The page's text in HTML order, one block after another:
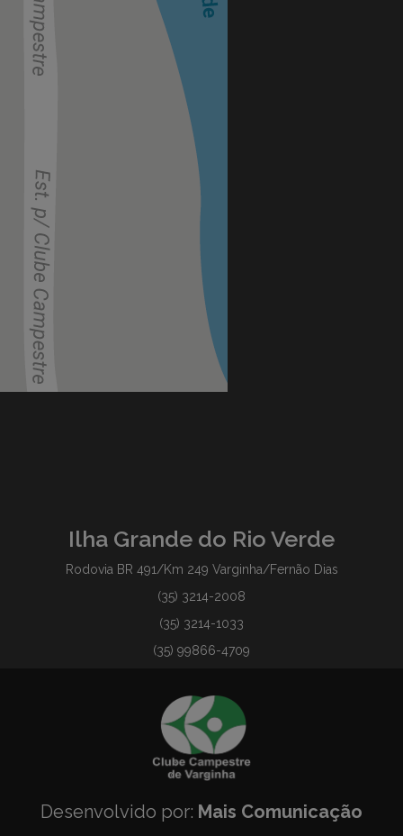
Ilha Grande do Rio Verde
Rodovia BR 491/Km 249 Varginha/Fernão Dias
(35) 3214-2008
(35) 3214-1033
(35) 99866-4709
Desenvolvido por: Mais Comunicação